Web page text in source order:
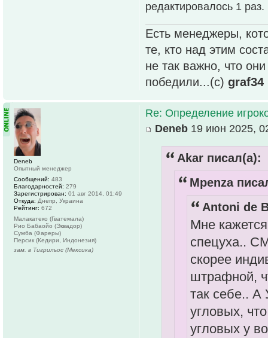
редактировалось 1 раз.
Есть менеджеры,
те, кто над этим
не так важно, что
победили...(с) graf34
Re: Определение
Deneb 19 июн 2025,
Akar писал(а):
Mpenza
Antoni de
Мне
спецуха..
скорее
штрафной,
так себе.. А
угловых,
угловых у
Deneb
Опытный менеджер
Сообщений: 483
Благодарностей: 279
Зарегистрирован: 01 авг 2014, 01:49
Откуда: Днепр, Украина
Рейтинг: 672
Малакатеко (Гватемала)
Рио Бабаойо (Эквадор)
Сумба (Фареры)
Персик (Кедири, Индонезия)
зам. в Тигрильос (Мексика)